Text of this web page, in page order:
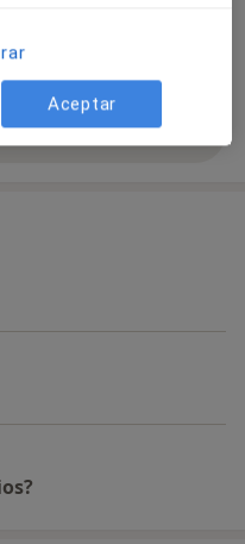
la experiencia
Aceptar